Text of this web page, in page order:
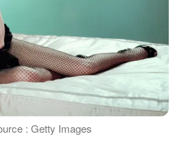
: Getty Images